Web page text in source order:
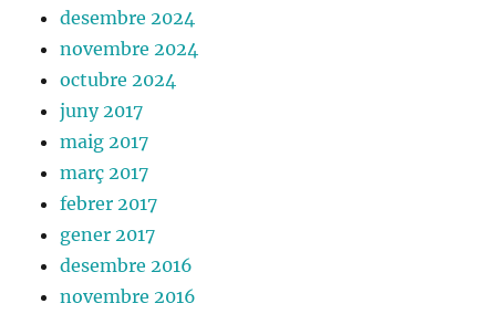
desembre 2024
novembre 2024
octubre 2024
juny 2017
maig 2017
març 2017
febrer 2017
gener 2017
desembre 2016
novembre 2016